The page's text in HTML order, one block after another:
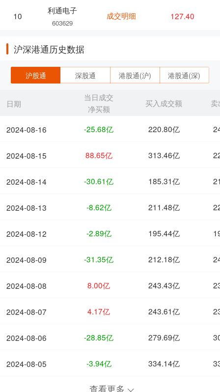
10
利通电子
603629
成交明细 127.40
沪深港通历史数据
沪股通 深股通 港股通(沪) 港股通(深)
日期
2024-08-16
2024-08-15
2024-08-14
2024-08-13
2024-08-12
2024-08-09
2024-08-08
2024-08-07
2024-08-06
2024-08-05
当日成交
净买额
买入成交额 卖
-25.68亿 220.80亿
88.65亿 313.46亿
-30.61亿 185.31亿
-8.62亿 211.48亿
-2.89亿 195.44亿
-31.35亿 212.18亿
8.00亿 243.43亿
4.17亿 243.61亿
-28.85亿 279.69亿
-3.94亿 334.14亿
查看更多